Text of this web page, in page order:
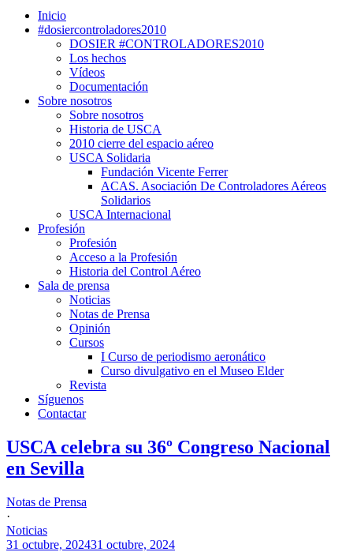
Inicio
#dosiercontroladores2010
DOSIER #CONTROLADORES2010
Los hechos
Vídeos
Documentación
Sobre nosotros
Sobre nosotros
Historia de USCA
2010 cierre del espacio aéreo
USCA Solidaria
Fundación Vicente Ferrer
ACAS. Asociación De Controladores Aéreos
Solidarios
USCA Internacional
Profesión
Profesión
Acceso a la Profesión
Historia del Control Aéreo
Sala de prensa
Noticias
Notas de Prensa
Opinión
Cursos
I Curso de periodismo aeronático
Curso divulgativo en el Museo Elder
Revista
Síguenos
Contactar
USCA celebra su 36º Congreso Nacional
en Sevilla
Notas de Prensa
·
Noticias
31 octubre, 202431 octubre, 2024